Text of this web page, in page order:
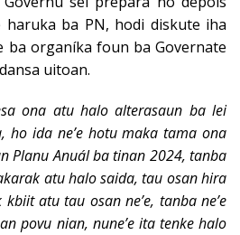
haruka ba PN, hodi diskute iha
ba organíka foun ba Governate
uitoan.
ona atu halo alterasaun ba lei
ho ida ne’e hotu maka tama ona
Planu Anuál ba tinan 2024, tanba
atu halo saida, tau osan hira
atu tau osan ne’e, tanba ne’e
povu nian, nune’e ita tenke halo